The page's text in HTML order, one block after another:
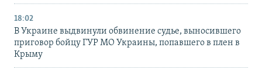
18:02
В Украине выдвинули обвинение судье, выносившего
приговор бойцу ГУР МО Украины, попавшего в плен в
Крыму